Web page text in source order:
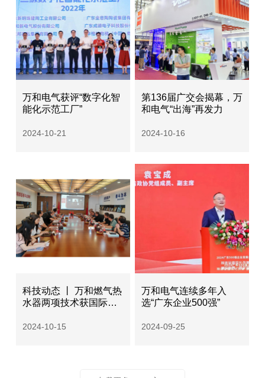
万和电气获评“数字化智
能化示范工厂”
2024-10-21
第136届广交会揭幕，万
和电气“出海”再发力
2024-10-16
科技动态 丨 万和燃气热
水器两项技术获国际领
2024-10-15
万和电气连续多年入
选“广东企业500强”
2024-09-25